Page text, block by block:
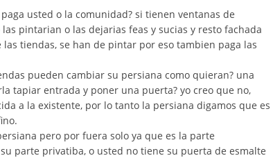
usted o la comunidad? si tienen ventanas de
pintarian o las dejarias feas y sucias y resto fachada
tiendas, se han de pintar por eso tambien paga las
pueden cambiar su persiana como quieran? una
tapiar entrada y poner una puerta? yo creo que no,
a la existente, por lo tanto la persiana digamos que es
pero por fuera solo ya que es la parte
parte privatiba, o usted no tiene su puerta de esmalte